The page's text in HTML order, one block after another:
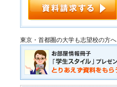
東京・首都圏の大学も志望校の方へ